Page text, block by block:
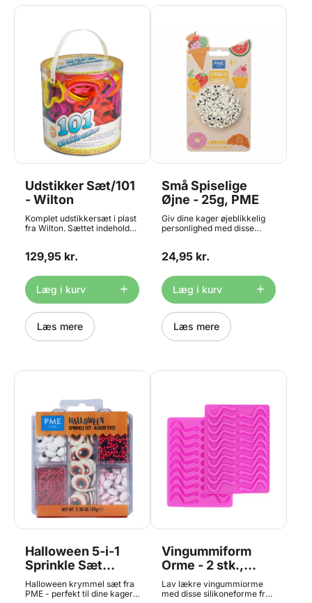
Udstikker Sæt/101
- Wilton
Komplet udstikkersæt i plast
fra Wilton. Sættet indeholder
det både kan bruges til
valentine og meget mere.
Ideelt til cookies, brownies,
marcipan, fondant m.m. Den
gennemsnitlige størrelse er
ca. 9 cm.
Produktinformation: Før
første og efter hver brug,
129,95 kr.
Læg i kurv
Læs mere
Små Spiselige
Øjne - 25g, PME
Giv dine kager øjeblikkelig
personlighed med disse
sprinkles formet som små
på ca. 7 mm. Perfekte til
cupcakes, doughnuts,
desserter, is og meget mere.
Sprinkle Charms fås i mange
temaer, så de passer til
enhver anledning. Indhold:
25 g Størrelse: ca. 7 mm
24,95 kr.
Læg i kurv
Læs mere
Halloween 5-i-1
Sprinkle Sæt
Bloody Eyes - 67g,
PME
Halloween krymmel sæt fra
PME - perfekt til dine kager,
Vingummiform
Orme - 2 stk.,
LorAnn
Lav lækre vingummiorme
med disse silikoneforme fra